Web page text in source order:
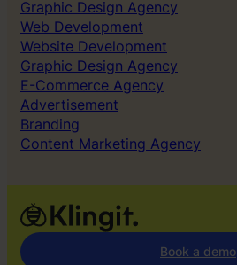
Graphic Design Agency
Web Development
Website Development
Graphic Design Agency
E-Commerce Agency
Advertisement
Branding
Content Marketing Agency
Book a demo